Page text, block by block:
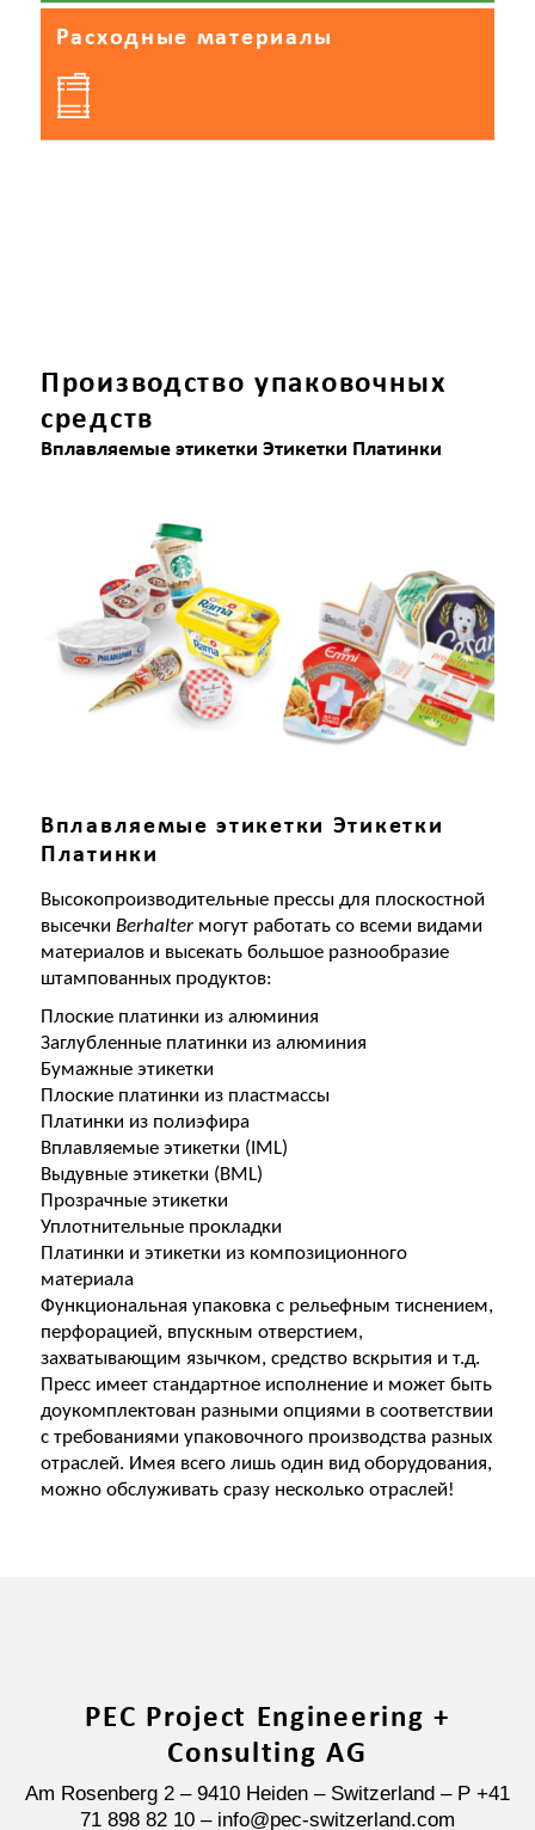
Расходные материалы
Производство упаковочных
средств
Вплавляемые этикетки Этикетки Платинки
Вплавляемые этикетки Этикетки
Платинки
Высокопроизводительные прессы для плоскостной
высечки Berhalter могут работать со всеми видами
материалов и высекать большое разнообразие
штампованных продуктов:
Плоские платинки из алюминия
Заглубленные платинки из алюминия
Бумажные этикетки
Плоские платинки из пластмассы
Платинки из полиэфира
Вплавляемые этикетки (IML)
Выдувные этикетки (BML)
Прозрачные этикетки
Уплотнительные прокладки
Платинки и этикетки из композиционного
материала
Функциональная упаковка с рельефным тиснением,
перфорацией, впускным отверстием,
захватывающим язычком, средство вскрытия и т.д.
Пресс имеет стандартное исполнение и может быть
доукомплектован разными опциями в соответствии
с требованиями упаковочного производства разных
отраслей. Имея всего лишь один вид оборудования,
можно обслуживать сразу несколько отраслей!
PEC Project Engineering +
Consulting AG
Am Rosenberg 2 – 9410 Heiden – Switzerland – P +41
71 898 82 10 – info@pec-switzerland.com